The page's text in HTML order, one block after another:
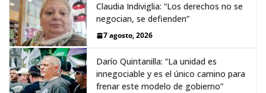
Claudia Indiviglia: “Los derechos no se
negocian, se defienden”
7 agosto, 2026
Darío Quintanilla: “La unidad es
innegociable y es el único camino para
frenar este modelo de gobierno”